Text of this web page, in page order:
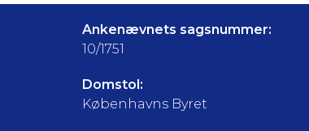
Ankenævnets sagsnummer:
10/1751
Domstol:
Københavns Byret